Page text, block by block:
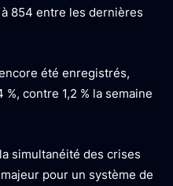
854 entre les dernières
été enregistrés,
contre 1,2 % la semaine
simultanéité des crises
pour un système de